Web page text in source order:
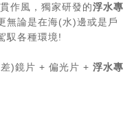
作風，獨家研發的浮水專
無論是在海(水)邊或是戶
馭各種環境!
)鏡片 + 偏光片 + 浮水專